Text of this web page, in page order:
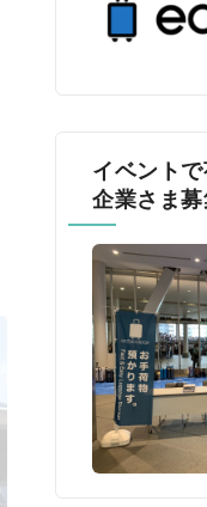
イベント
企業さま募